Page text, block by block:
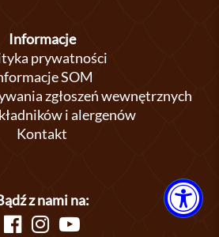
Informacje
prywatności
SOM
zgłoszeń wewnętrznych
i alergenów
Kontakt
z nami na: